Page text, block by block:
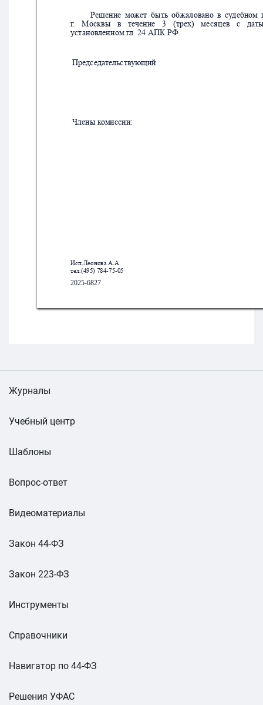
Решение может быть обжаловано в судебном
г. Москвы в течение 3 (трех) месяцев с
даты
установленном гл. 24 АПК РФ.
Председательствующий
Члены комиссии:
Исп.Леонова А.А.
тел.(495) 784-75-05
2025-6827
Журналы
Учебный центр
Шаблоны
Вопрос-ответ
Видеоматериалы
Закон 44-ФЗ
Закон 223-ФЗ
Инструменты
Справочники
Навигатор по 44-ФЗ
Решения УФАС